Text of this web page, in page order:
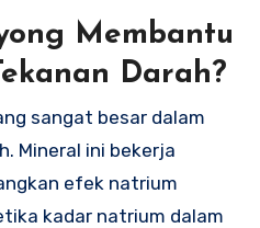
Membantu
Darah?
sangat besar dalam
Mineral ini bekerja
efek natrium
kadar natrium dalam